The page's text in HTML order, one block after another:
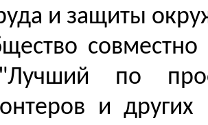
и защиты
по
и